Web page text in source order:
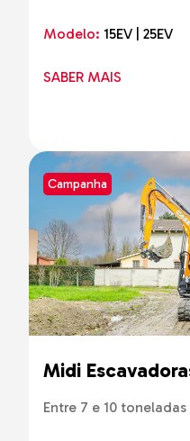
Modelo: 15EV | 25EV
SABER MAIS
Campanha
Midi
Entre 7 e 10 toneladas